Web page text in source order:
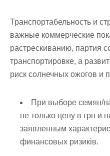
Транспортабельность и
важные коммерческие
растрескиванию, партия
транспортировке, а
риск солнечных ожогов и
При выборе семян/
не только цену в грн и
заявленным
финансовых ризиків.